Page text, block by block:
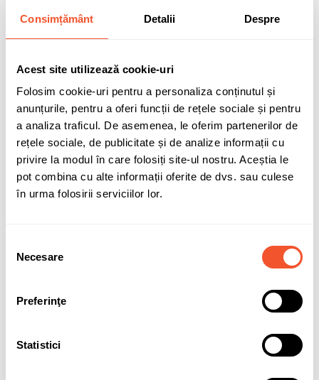
Consimțământ Detalii Despre
Acest site utilizează cookie-uri
Folosim cookie-uri pentru a personaliza conținutul și
anunțurile, pentru a oferi funcții de rețele sociale și pentru
a analiza traficul. De asemenea, le oferim partenerilor de
rețele sociale, de publicitate și de analize informații cu
privire la modul în care folosiți site-ul nostru. Aceștia le
pot combina cu alte informații oferite de dvs. sau culese
în urma folosirii serviciilor lor.
consimțământului
Necesare
Preferinţe
Statistici
Sunt de acord cupolitica de confidentialitatea datelor cu
caracter personal.
Detalii ale produsului
Marca